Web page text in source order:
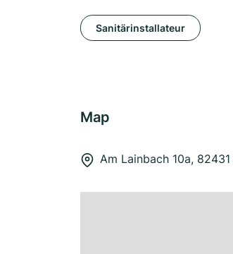
Sanitärinstallateur
Map
Am Lainbach 10a, 82431